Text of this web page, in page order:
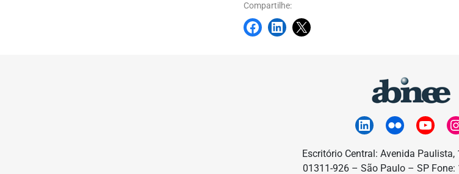
Compartilhe:
Escritório Central: Avenida Paulista,
01311-926 – São Paulo – SP Fone: